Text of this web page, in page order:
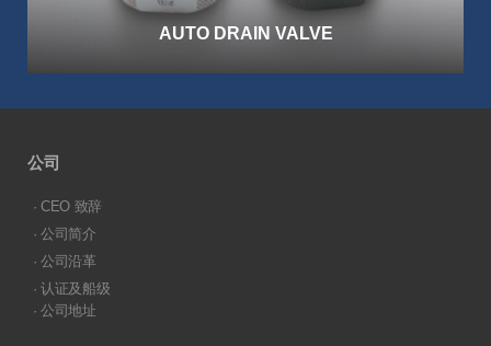
AUTO DRAIN VALVE
公司
· CEO 致辞
· 公司简介
· 公司沿革
· 认证及船级
· 公司地址